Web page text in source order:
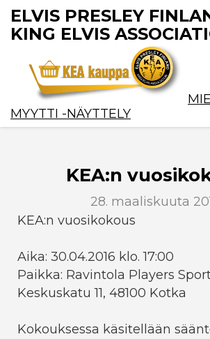
ELVIS PRESLEY
KING ELVIS
MYYTTI -NÄYTTELY
KEA:n
28. maaliskuuta
KEA:n vuosikokous
Aika: 30.04.2016 klo. 17:00
Paikka: Ravintola Players
Keskuskatu 11, 48100 Kotka
Kokouksessa käsitellään